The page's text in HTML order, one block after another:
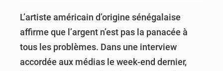
L’artiste américain d’origine sénégalaise
affirme que l’argent n’est pas la panacée à
tous les problèmes. Dans une interview
accordée aux médias le week-end dernier,